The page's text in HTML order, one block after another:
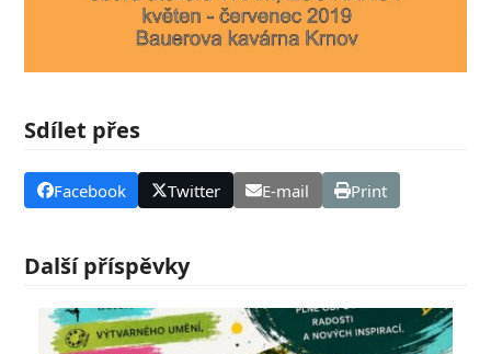
Sdílet přes
Facebook Twitter E-mail Print
Další příspěvky